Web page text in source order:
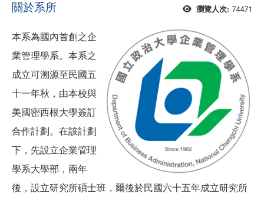
瀏覽人次: 74471
關於系所
本系為國內首創之企
業管理學系。本系之
成立可溯源至民國五
十一年秋，由本校與
美國密西根大學簽訂
合作計劃。在該計劃
下，先設立企業管理
學系大學部，兩年
後，設立研究所碩士班，爾後於民國六十五年成立研究所